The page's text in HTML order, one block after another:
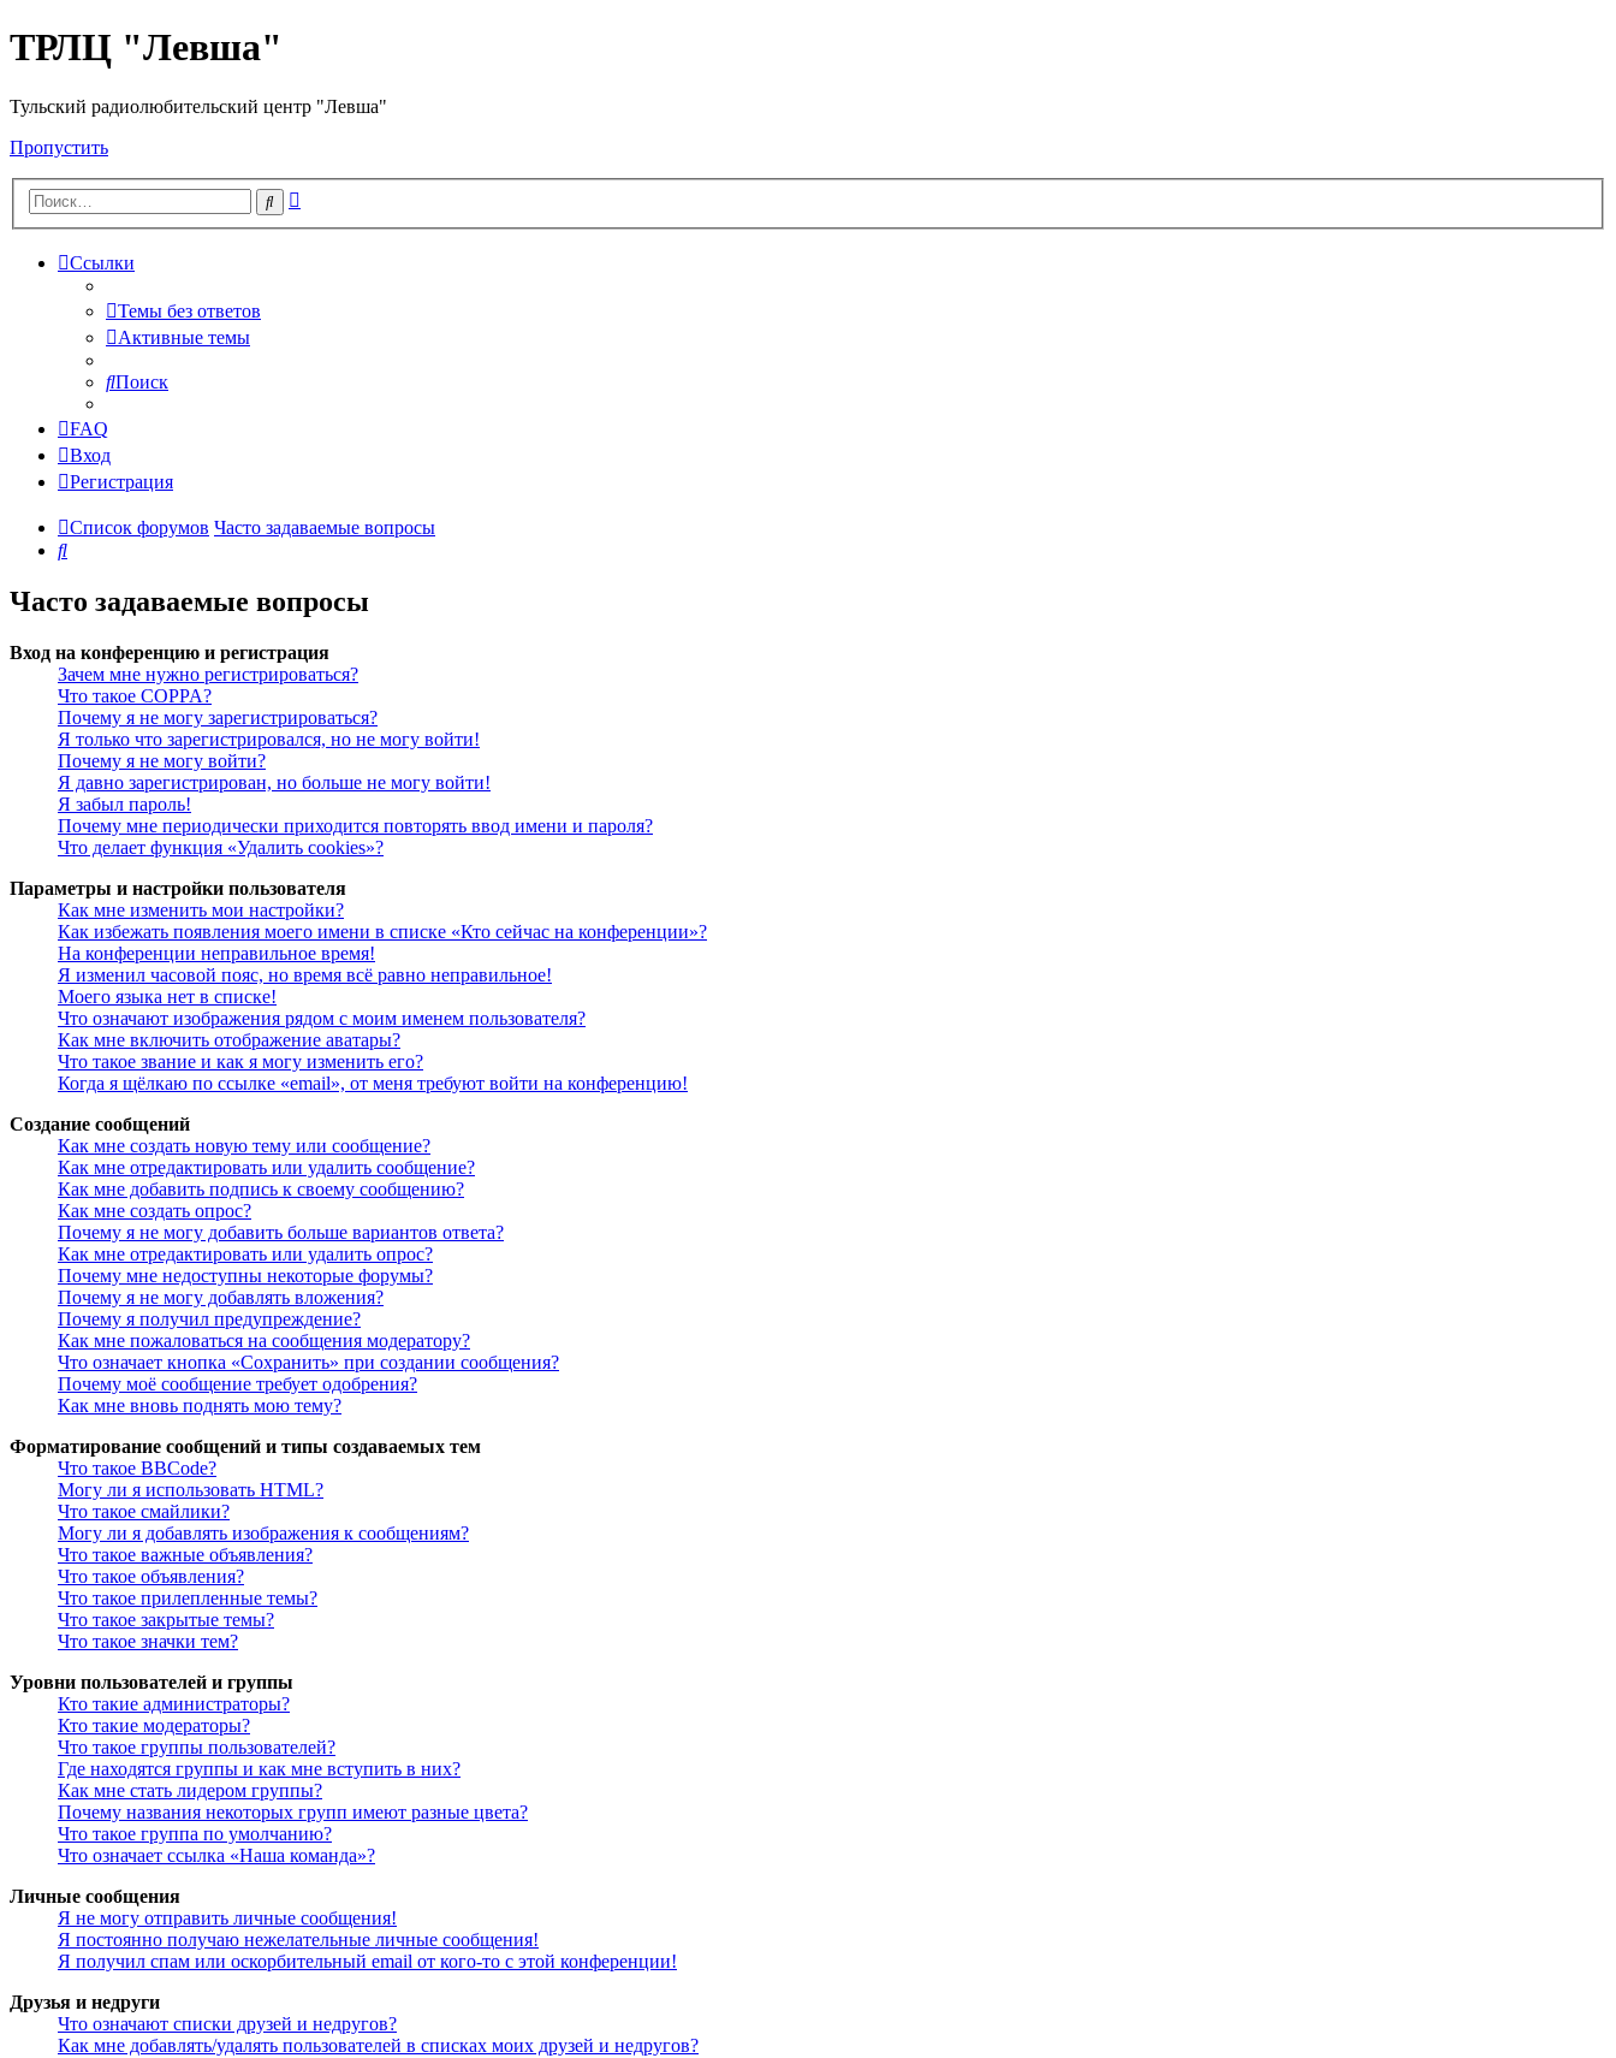
ТРЛЦ "Левша"
Тульский радиолюбительский центр "Левша"
Пропустить
Поиск
Ссылки
Темы без ответов
Активные темы
Поиск
FAQ
Вход
Регистрация
Список форумов Часто задаваемые вопросы
Поиск
Часто задаваемые вопросы
Вход на конференцию и регистрация
Зачем мне нужно регистрироваться?
Что такое COPPA?
Почему я не могу зарегистрироваться?
Я только что зарегистрировался, но не могу войти!
Почему я не могу войти?
Я давно зарегистрирован, но больше не могу войти!
Я забыл пароль!
Почему мне периодически приходится повторять ввод имени и пароля?
Что делает функция «Удалить cookies»?
Параметры и настройки пользователя
Как мне изменить мои настройки?
Как избежать появления моего имени в списке «Кто сейчас на конференции»?
На конференции неправильное время!
Я изменил часовой пояс, но время всё равно неправильное!
Моего языка нет в списке!
Что означают изображения рядом с моим именем пользователя?
Как мне включить отображение аватары?
Что такое звание и как я могу изменить его?
Когда я щёлкаю по ссылке «email», от меня требуют войти на конференцию!
Создание сообщений
Как мне создать новую тему или сообщение?
Как мне отредактировать или удалить сообщение?
Как мне добавить подпись к своему сообщению?
Как мне создать опрос?
Почему я не могу добавить больше вариантов ответа?
Как мне отредактировать или удалить опрос?
Почему мне недоступны некоторые форумы?
Почему я не могу добавлять вложения?
Почему я получил предупреждение?
Как мне пожаловаться на сообщения модератору?
Что означает кнопка «Сохранить» при создании сообщения?
Почему моё сообщение требует одобрения?
Как мне вновь поднять мою тему?
Форматирование сообщений и типы создаваемых тем
Что такое BBCode?
Могу ли я использовать HTML?
Что такое смайлики?
Могу ли я добавлять изображения к сообщениям?
Что такое важные объявления?
Что такое объявления?
Что такое прилепленные темы?
Что такое закрытые темы?
Что такое значки тем?
Уровни пользователей и группы
Кто такие администраторы?
Кто такие модераторы?
Что такое группы пользователей?
Где находятся группы и как мне вступить в них?
Как мне стать лидером группы?
Почему названия некоторых групп имеют разные цвета?
Что такое группа по умолчанию?
Что означает ссылка «Наша команда»?
Личные сообщения
Я не могу отправить личные сообщения!
Я постоянно получаю нежелательные личные сообщения!
Я получил спам или оскорбительный email от кого-то с этой конференции!
Друзья и недруги
Что означают списки друзей и недругов?
Как мне добавлять/удалять пользователей в списках моих друзей и недругов?